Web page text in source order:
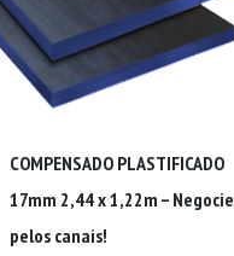
COMPENSADO PLASTIFICADO
17mm 2,44 x 1,22m – Negocie
pelos canais!